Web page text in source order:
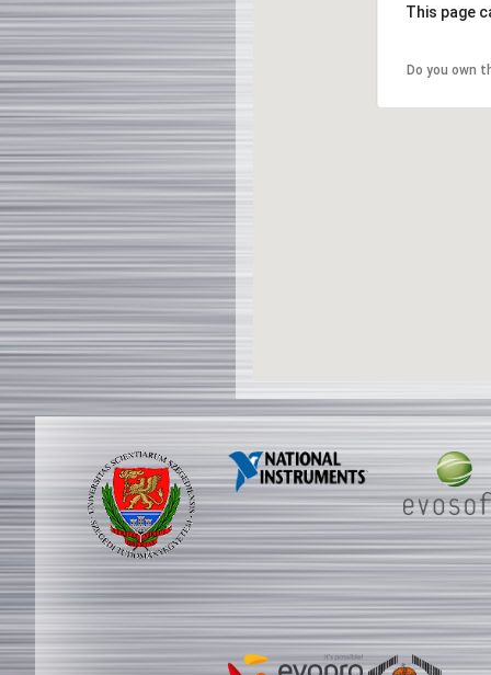
This page
Do you own